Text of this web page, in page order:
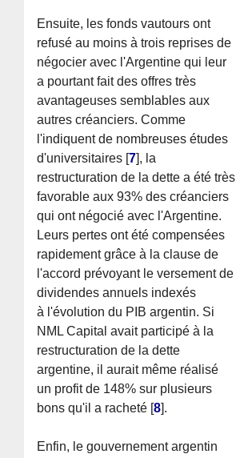
Ensuite, les fonds vautours ont
refusé au moins à trois reprises de
négocier avec l'Argentine qui leur
a pourtant fait des offres très
avantageuses semblables aux
autres créanciers. Comme
l'indiquent de nombreuses études
d'universitaires [7], la
restructuration de la dette a été très
favorable aux 93% des créanciers
qui ont négocié avec l'Argentine.
Leurs pertes ont été compensées
rapidement grâce à la clause de
l'accord prévoyant le versement de
dividendes annuels indexés
à l'évolution du PIB argentin. Si
NML Capital avait participé à la
restructuration de la dette
argentine, il aurait même réalisé
un profit de 148% sur plusieurs
bons qu'il a racheté [8].
Enfin, le gouvernement argentin